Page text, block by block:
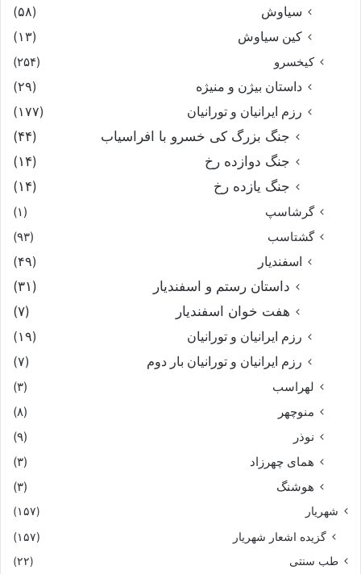
سیاوش
(۵۸)
کین سیاوش
(۱۳)
کیخسرو
(۲۵۴)
داستان بیژن و منیژه
(۲۹)
رزم ایرانیان و تورانیان
(۱۷۷)
جنگ بزرگ کی خسرو با افراسیاب
(۴۴)
جنگ دوازده رخ
(۱۴)
جنگ یازده رخ
(۱۴)
گرشاسپ
(۱)
گشتاسب
(۹۳)
اسفندیار
(۴۹)
داستان رستم و اسفندیار
(۳۱)
هفت خوان اسفندیار
(۷)
رزم ایرانیان و تورانیان
(۱۹)
رزم ایرانیان و تورانیان بار دوم
(۷)
لهراسب
(۳)
منوچهر
(۸)
نوذر
(۹)
هماى چهرزاد
(۳)
هوشنگ
(۳)
شهریار (۱۵۷)
گزیده اشعار شهریار (۱۵۷)
طب سنتی (۲۲)